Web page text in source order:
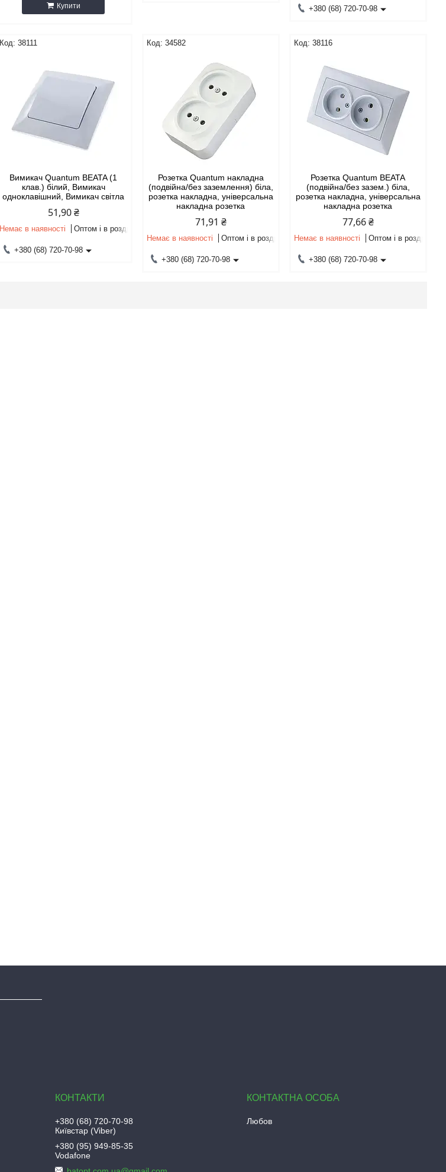
Купити +380 (68) 720-70-98
38111
Вимикач Quantum BEATA (1
клав.) білий, Вимикач
одноклавішний, Вимикач світла
51,90 ₴
Немає в наявності Оптом і в роздріб
+380 (68) 720-70-98
34582
Розетка Quantum накладна
(подвійна/без заземлення) біла,
розетка накладна, універсальна
накладна розетка
71,91 ₴
Немає в наявності Оптом і в роздріб
+380 (68) 720-70-98
38116
Розетка Quantum BEATA
(подвійна/без зазем.) біла,
розетка накладна, універсальна
накладна розетка
77,66 ₴
Немає в наявності Оптом і в роздріб
+380 (68) 720-70-98
+380 (68) 720-70-98
Київстар (Viber)
+380 (95) 949-85-35
Vodafone
Любов